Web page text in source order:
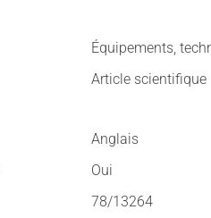
Équipements,
Article scientifique
Anglais
Oui
78/13264